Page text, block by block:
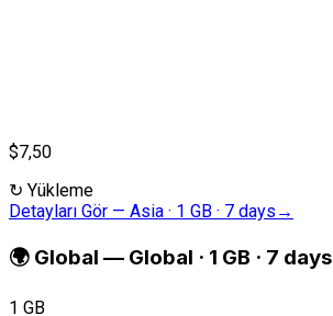
$7,50
↻ Yükleme
Detayları Gör — Asia · 1 GB · 7 days →
🌍 Global — Global · 1 GB · 7 days
1 GB